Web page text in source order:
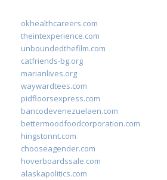
okhealthcareers.com
theintexperience.com
unboundedthefilm.com
catfriends-bg.org
marianlives.org
waywardtees.com
pidfloorsexpress.com
bancodevenezuelaen.com
bettermoodfoodcorporation.com
hingstonnt.com
chooseagender.com
hoverboardssale.com
alaskapolitics.com